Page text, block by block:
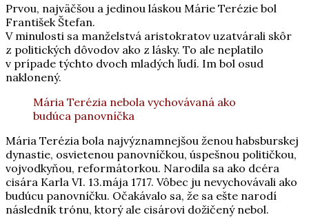
Prvou, najväčšou a jedinou láskou Márie Terézie bol
František Štefan.
V minulosti sa manželstvá aristokratov uzatvárali skôr
z politických dôvodov ako z lásky. To ale neplatilo
v prípade týchto dvoch mladých ľudí. Im bol osud
naklonený.
Mária Terézia nebola vychovávaná ako
budúca panovníčka
Mária Terézia bola najvýznamnejšou ženou habsburskej
dynastie, osvietenou panovníčkou, úspešnou političkou,
vojvodkyňou, reformátorkou. Narodila sa ako dcéra
cisára Karla VI. 13.mája 1717. Vôbec ju nevychovávali ako
budúcu panovníčku. Očakávalo sa, že sa ešte narodí
následník trónu, ktorý ale cisárovi dožičený nebol.